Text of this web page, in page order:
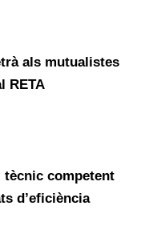
als mutualistes
RETA
tècnic competent
d’eficiència